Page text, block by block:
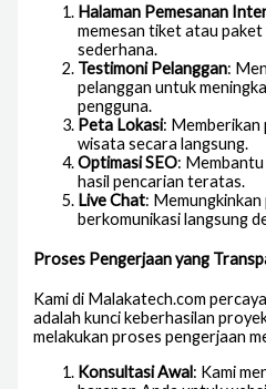
Halaman Pemesanan
memesan tiket atau
sederhana.
Testimoni Pelanggan:
pelanggan untuk
pengguna.
Peta Lokasi: Memberikan
wisata secara langsung.
Optimasi SEO:
hasil pencarian teratas.
Live Chat:
berkomunikasi langsung
Proses Pengerjaan yang
Kami di Malakatech.com
adalah kunci keberhasilan
melakukan proses pengerjaan
Konsultasi Awal: Kami